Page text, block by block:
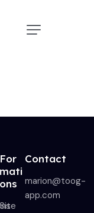
For
mati
ons
Contact
marion@toog-
app.com